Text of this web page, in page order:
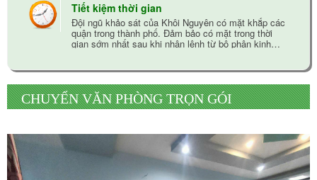
Tiết kiệm thời gian
Đội ngũ khảo sát của Khôi Nguyên có mặt khắp các
quận trong thành phố. Đảm bảo có mặt trong thời
gian sớm nhất sau khi nhận lệnh từ bộ phận kinh
CHUYỂN VĂN PHÒNG TRỌN GÓI